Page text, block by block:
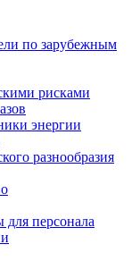
по зарубежным
рисками
энергии
разнообразия
персонала